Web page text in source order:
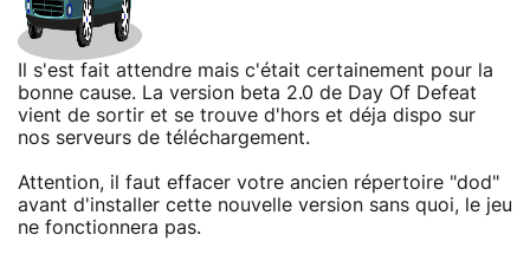
Il s'est fait attendre mais c'était certainement pour la
bonne cause. La version beta 2.0 de Day Of Defeat
vient de sortir et se trouve d'hors et déja dispo sur
nos serveurs de téléchargement.
Attention, il faut effacer votre ancien répertoire "dod"
avant d'installer cette nouvelle version sans quoi, le jeu
ne fonctionnera pas.